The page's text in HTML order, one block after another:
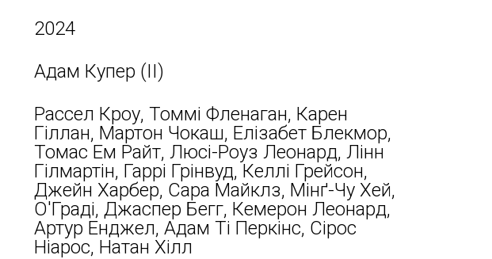
2024
Адам Купер (ІІ)
Рассел Кроу, Томмі Фленаган, Карен
Гіллан, Мартон Чокаш, Елізабет Блекмор,
Томас Ем Райт, Люсі-Роуз Леонард, Лінн
Гілмартін, Гаррі Грінвуд, Келлі Грейсон,
Джейн Харбер, Сара Майклз, Мінґ-Чу Хей,
О'Граді, Джаспер Бегг, Кемерон Леонард,
Артур Енджел, Адам Ті Перкінс, Сірос
Ніарос, Натан Хілл